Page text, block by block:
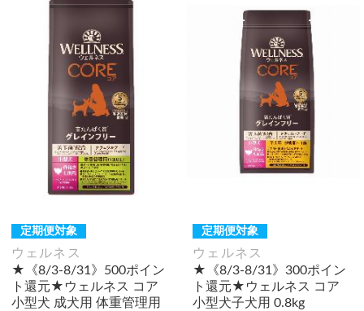
定期便対象
ウェルネス
★《8/3-8/31》500ポイン
ト還元★ウェルネス コア
小型犬 成犬用 体重管理用
定期便対象
ウェルネス
★《8/3-8/31》300ポイン
ト還元★ウェルネス コア
小型犬子犬用 0.8kg